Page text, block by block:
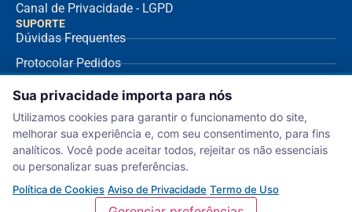
Canal de Privacidade - LGPD
SUPORTE
Dúvidas Frequentes
Protocolar Pedidos
Envio de NF Fornecedor
Ouvidoria
Aviso de Privacidade
Termo de Uso
Política de Cookies
Sua privacidade importa para nós
Utilizamos cookies para garantir o funcionamento do site,
melhorar sua experiência e, com seu consentimento, para fins
analíticos. Você pode aceitar todos, rejeitar os não essenciais
ou personalizar suas preferências.
Política de Cookies·Aviso de Privacidade·Termo de Uso